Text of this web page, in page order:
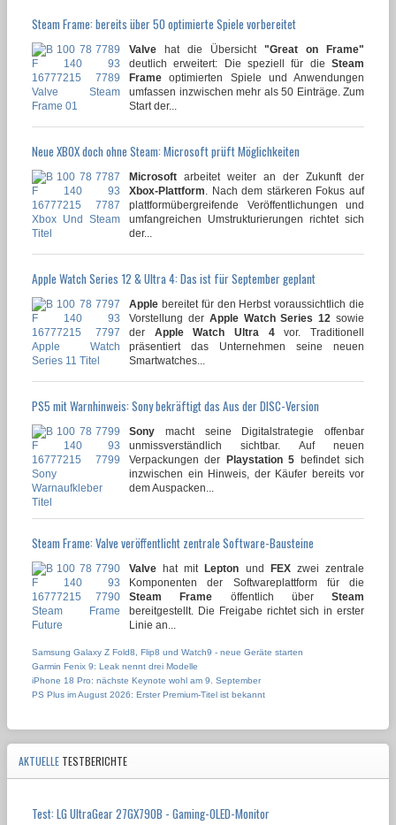
Steam Frame: bereits über 50 optimierte Spiele vorbereitet
Valve hat die Übersicht "Great on Frame"
deutlich erweitert: Die speziell für die Steam
Frame optimierten Spiele und Anwendungen
umfassen inzwischen mehr als 50 Einträge. Zum
Start der...
Neue XBOX doch ohne Steam: Microsoft prüft Möglichkeiten
Microsoft arbeitet weiter an der Zukunft der
Xbox-Plattform . Nach dem stärkeren Fokus auf
plattformübergreifende Veröffentlichungen und
umfangreichen Umstrukturierungen richtet sich
der...
Apple Watch Series 12 & Ultra 4: Das ist für September geplant
Apple bereitet für den Herbst voraussichtlich die
Vorstellung der Apple Watch Series 12 sowie
der Apple Watch Ultra 4vor. Traditionell
präsentiert das Unternehmen seine neuen
Smartwatches...
PS5 mit Warnhinweis: Sony bekräftigt das Aus der DISC-Version
Sony macht seine Digitalstrategie offenbar
unmissverständlich sichtbar. Auf neuen
Verpackungen der Playstation 5 befindet sich
inzwischen ein Hinweis, der Käufer bereits vor
dem Auspacken...
Steam Frame: Valve veröffentlicht zentrale Software-Bausteine
Valve hat mitLepton und FEXzwei zentrale
Komponenten der Softwareplattform für die
Steam Frame öffentlich über Steam
bereitgestellt. Die Freigabe richtet sich in erster
Linie an...
Samsung Galaxy Z Fold8, Flip8 und Watch9 - neue Geräte starten
Garmin Fenix 9: Leak nennt drei Modelle
iPhone 18 Pro: nächste Keynote wohl am 9. September
PS Plus im August 2026: Erster Premium-Titel ist bekannt
AKTUELLE TESTBERICHTE
Test: LG UltraGear 27GX790B - Gaming-OLED-Monitor